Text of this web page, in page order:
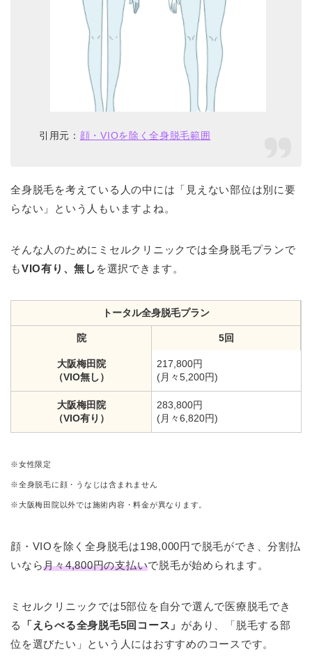
引用元： 顔・VIOを除く全身脱毛範囲
全身脱毛を考えている人の中には「見えない部位は別に要
らない」という人もいますよね。
そんな人のためにミセルクリニックでは全身脱毛プランで
もVIO有り、無し を選択できます。
トータル全身脱毛プラン
院 5回
大阪梅田院
（VIO無し）
217,800円
(月々5,200円)
大阪梅田院
（VIO有り）
283,800円
(月々6,820円)
※女性限定
※全身脱毛に顔・うなじは含まれません
※大阪梅田院以外では施術内容・料金が異なります。
顔・VIOを除く全身脱毛は198,000円で脱毛ができ、分割払
いなら月々4,800円の支払いで脱毛が始められます。
ミセルクリニックでは5部位を自分で選んで医療脱毛でき
る
「えらべる全身脱毛5回コース」 があり、「脱毛する部
位を選びたい」という人にはおすすめのコースです。